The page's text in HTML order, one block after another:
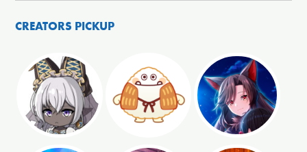
CREATORS PICKUP